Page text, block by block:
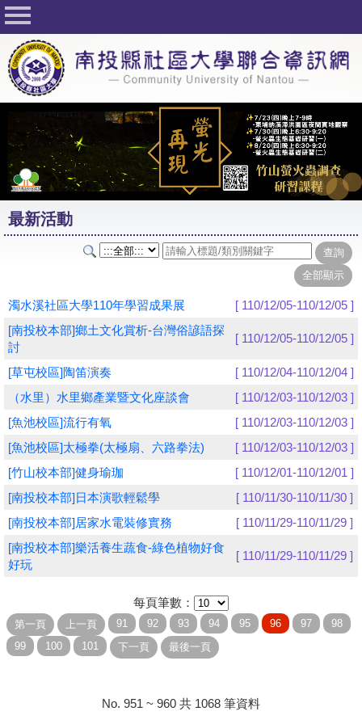
回首頁
關於社大
公佈欄
行事曆
最新活動
活動花絮
課程一覽表
志工與社團
友站連結
網路選課
學員專區
教師專區
評委專區
校務行政
最新活動
濁水溪社區大學110年學習成果展
[ 110/12/05-110/12/05 ]
[南投校本部]鄉土文化賞析-台灣俗諺語探
討
[ 110/12/05-110/12/05 ]
[草屯校區]陶笛演奏
[ 110/12/04-110/12/04 ]
（水里）水里鄉產業暨文化座談會
[ 110/12/03-110/12/03 ]
[魚池校區]流行有氧
[ 110/12/03-110/12/03 ]
[魚池校區]太極拳(太極扇、六路拳法)
[ 110/12/03-110/12/03 ]
[竹山校本部]健身瑜珈
[ 110/12/01-110/12/01 ]
[南投校本部]日本演歌輕鬆學
[ 110/11/30-110/11/30 ]
[南投校本部]居家水電裝修實務
[ 110/11/29-110/11/29 ]
[南投校本部]樂活養生蔬食-綠色植物好食
好玩
[ 110/11/29-110/11/29 ]
每頁筆數：
No. 951 ~ 960 共 1068 筆資料